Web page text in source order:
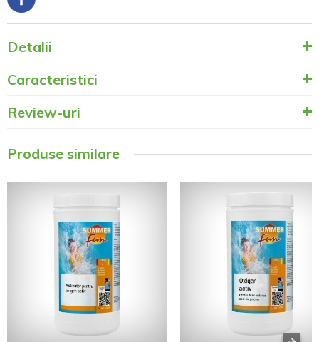
Detalii
Caracteristici
Review-uri
Produse similare